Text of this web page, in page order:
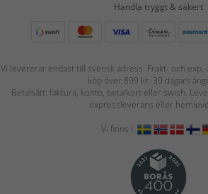
Handla tryggt & säkert
Vi levererar endast till svensk adress. Frakt- och
köp över 899 kr. 30 dagars
Betalsätt: faktura, konto, betalkort eller swish.
expressleverans eller
Vi finns i: